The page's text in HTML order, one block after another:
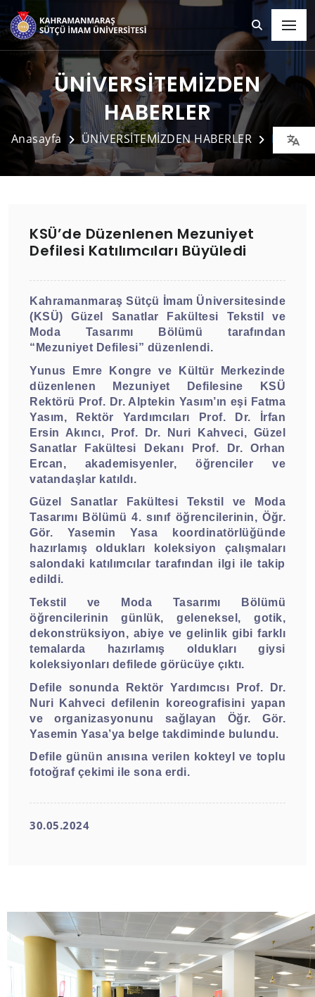
ÜNİVERSİTEMİZDEN
HABERLER
Anasayfa ÜNİVERSİTEMİZDEN HABERLER Detay
KSÜ’de Düzenlenen Mezuniyet
Defilesi Katılımcıları Büyüledi
Kahramanmaraş Sütçü İmam Üniversitesinde
(KSÜ) Güzel Sanatlar Fakültesi Tekstil ve
Moda Tasarımı Bölümü tarafından
“Mezuniyet Defilesi” düzenlendi.
Yunus Emre Kongre ve Kültür Merkezinde
düzenlenen Mezuniyet Defilesine KSÜ
Rektörü Prof. Dr. Alptekin Yasım’ın eşi Fatma
Yasım, Rektör Yardımcıları Prof. Dr. İrfan
Ersin Akıncı, Prof. Dr. Nuri Kahveci, Güzel
Sanatlar Fakültesi Dekanı Prof. Dr. Orhan
Ercan, akademisyenler, öğrenciler ve
vatandaşlar katıldı.
Güzel Sanatlar Fakültesi Tekstil ve Moda
Tasarımı Bölümü 4. sınıf öğrencilerinin, Öğr.
Gör. Yasemin Yasa koordinatörlüğünde
hazırlamış oldukları koleksiyon çalışmaları
salondaki katılımcılar tarafından ilgi ile takip
edildi.
Tekstil ve Moda Tasarımı Bölümü
öğrencilerinin günlük, geleneksel, gotik,
dekonstrüksiyon, abiye ve gelinlik gibi farklı
temalarda hazırlamış oldukları giysi
koleksiyonları defilede görücüye çıktı.
Defile sonunda Rektör Yardımcısı Prof. Dr.
Nuri Kahveci defilenin koreografisini yapan
ve organizasyonunu sağlayan Öğr. Gör.
Yasemin Yasa’ya belge takdiminde bulundu.
Defile günün anısına verilen kokteyl ve toplu
fotoğraf çekimi ile sona erdi.
30.05.2024